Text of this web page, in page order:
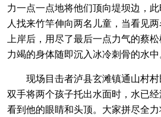
力一点一点地将他们顶向堤坝边，
人找来竹竿伸向两名儿童，当看见
上岸后，用尽了最后一点力气的蔡
力竭的身体随即沉入冰冷刺骨的水中
现场目击者泸县玄滩镇通山村村
双手将两个孩子托出水面时，水已
看到他的眼睛和头顶。大家拼尽全